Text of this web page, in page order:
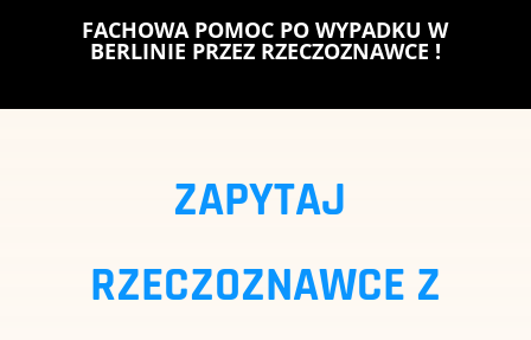
FACHOWA POMOC PO WYPADKU W
BERLINIE PRZEZ RZECZOZNAWCE !
ZAPYTAJ
RZECZOZNAWCE Z